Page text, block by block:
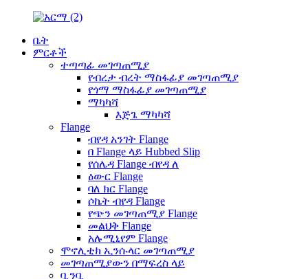
ቤት
ምርቶች
ተጣጣፊ መገጣጠሚያ
የብረታ ብረት ማስፋፊያ መገጣጠሚያ
የጎማ ማስፋፊያ መገጣጠሚያ
ማካካሻ
እጅጌ ማካካሻ
Flange
ብየዳ አንገት Flange
በ Flange ላይ Hubbed Slip
የሰሌዳ Flange ብየዳ ለ
ዕውር Flange
ባለ ክር Flange
ሶኬት ብየዳ Flange
የጭን መገጣጠሚያ Flange
መልህቅ Flange
አሉሚኒየም Flange
ሞኖሊቲክ ኢንሱላር መገጣጠሚያ
መገጣጠሚያውን በማፍረስ ላይ
ቧንቧ